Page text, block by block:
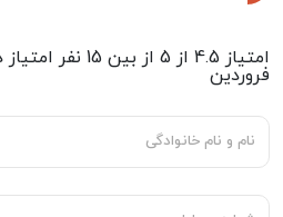
امتیاز 4.5 از 5 از بین 15 نفر
فروردین